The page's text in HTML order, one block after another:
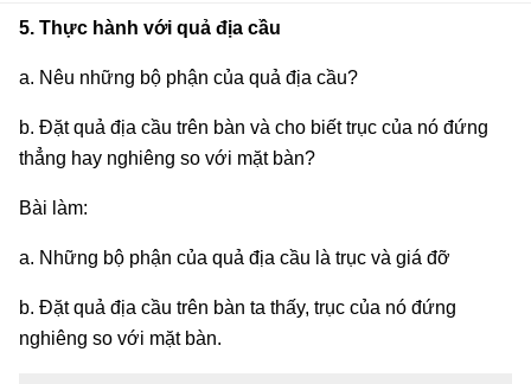
5. Thực hành với quả địa cầu
a. Nêu những bộ phận của quả địa cầu?
b. Đặt quả địa cầu trên bàn và cho biết trục của nó đứng
thẳng hay nghiêng so với mặt bàn?
Bài làm:
a. Những bộ phận của quả địa cầu là trục và giá đỡ
b. Đặt quả địa cầu trên bàn ta thấy, trục của nó đứng
nghiêng so với mặt bàn.